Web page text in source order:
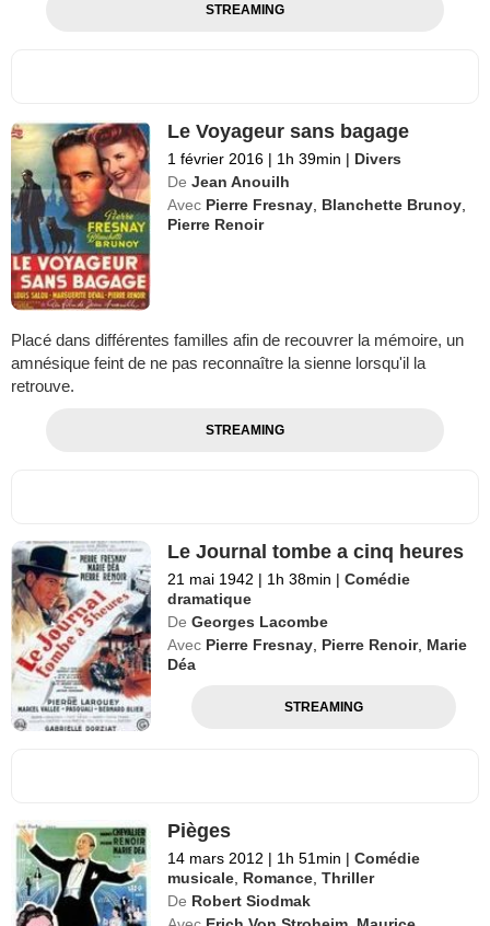
STREAMING
Le Voyageur sans bagage
1 février 2016 | 1h 39min | Divers
De Jean Anouilh
Avec Pierre Fresnay Blanchette Brunoy
Pierre Renoir
Placé dans différentes familles afin de recouvrer la mémoire, un
amnésique feint de ne pas reconnaître la sienne lorsqu'il la
retrouve.
STREAMING
Le Journal tombe a cinq heures
21 mai 1942 | 1h 38min | Comédie
dramatique
De Georges Lacombe
Avec Pierre Fresnay Pierre Renoir, Marie
Déa
STREAMING
Pièges
14 mars 2012 | 1h 51min | Comédie
musicale Romance ,Thriller
De Robert Siodmak